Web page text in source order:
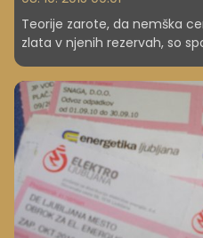
Teorije zarote, da nemška
zlata v njenih rezervah, so
so vse podrobnosti, lokacije